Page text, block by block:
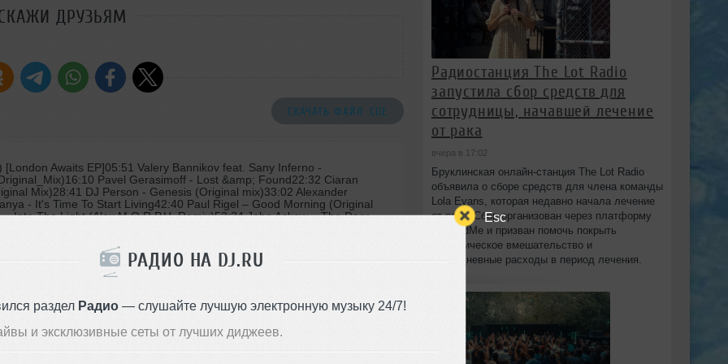
Esc
РАДИО НА DJ.RU
раздел Радио— слушайте лучшую электронную музыку 24/7!
и эксклюзивные сеты от лучших диджеев.
ДРУЗЬЯМ
СКАЧАТЬ ФАЙЛ .CUE
Awaits EP]05:51 Valery Bannikov feat. Sany Inferno -
Pavel Gerasimoff - Lost &amp; Found22:32 Ciaran
Mix)28:41 DJ Person - Genesis (Original mix)33:02 Alexander
- It's Time To Start Living42:40 Paul Rigel – Good Morning (Original
Into The Light (Alex M.O.R.P.H. Remix)53:34 John Askew – The Door
Радиостанция The Lot Radio
запустила сбор средств для
сотрудницы, начавшей лечение
от рака
вчера в 17:02
Бруклинская онлайн-станция The Lot Radio
объявила о сборе средств для члена команды
Lola Evans, которая недавно начала лечение
от рака. Сбор организован через платформу
GoFundMe и призван помочь покрыть
хирургическое вмешательство и
повседневные расходы в период лечения.